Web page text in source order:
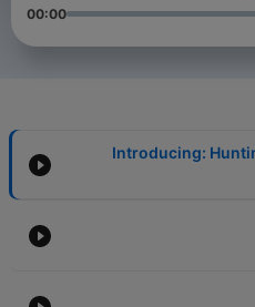
00:00
Introducing: